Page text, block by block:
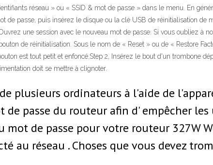
réseau » ou « SSID & mot de passe » dans le menu. En
de passe, puis insérez le disque ou la clé USB de réinitialisation de
une session avec le nouveau mot de passe. Si vous oubliez à
de réinitialisation. Sous le nom de « Reset » ou de « Restore
est tout petit et enfoncé.Step 2, Insérez le bout d'un trombone
doit se mettre à clignoter.
plusieurs ordinateurs à l'aide de
passe du routeur afin d' empêcher
de passe pour votre routeur 327W
au réseau . Choses que vous devez